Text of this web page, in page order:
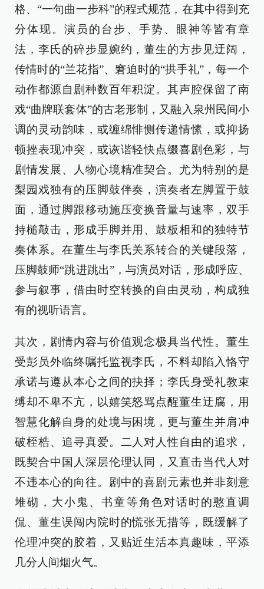
格、“一句曲一步科”的程式规范，在其中得到充
分体现。演员的台步、手势、眼神等皆有章
法，李氏的碎步显婉约，董生的方步见迂阔，
传情时的“兰花指”、窘迫时的“拱手礼”，每一个
动作都源自剧种数百年积淀。其声腔保留了南
戏“曲牌联套体”的古老形制，又融入泉州民间小
调的灵动韵味，或缠绵悱恻传递情愫，或抑扬
顿挫表现冲突，或诙谐轻快点缀喜剧色彩，与
剧情发展、人物心境精准契合。尤为特别的是
梨园戏独有的压脚鼓伴奏，演奏者左脚置于鼓
面，通过脚跟移动施压变换音量与速率，双手
持槌敲击，形成手脚并用、鼓板相和的独特节
奏体系。在董生与李氏关系转合的关键段落，
压脚鼓师“跳进跳出”，与演员对话，形成呼应、
参与叙事，借由时空转换的自由灵动，构成独
有的视听语言。
其次，剧情内容与价值观念极具当代性。董生
受彭员外临终嘱托监视李氏，不料却陷入恪守
承诺与遵从本心之间的抉择；李氏身受礼教束
缚却不卑不亢，以嬉笑怒骂点醒董生迂腐，用
智慧化解自身的处境与困境，更与董生并肩冲
破桎梏、追寻真爱。二人对人性自由的追求，
既契合中国人深层伦理认同，又直击当代人对
不违本心的向往。剧中的喜剧元素也并非刻意
堆砌，大小鬼、书童等角色对话时的憨直调
侃、董生误闯内院时的慌张无措等，既缓解了
伦理冲突的胶着，又贴近生活本真趣味，平添
几分人间烟火气。